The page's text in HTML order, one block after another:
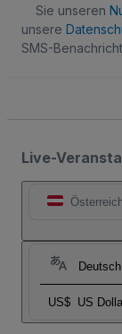
Sie unseren
unsere
SMS-
Live-
Deutsch
US$ US